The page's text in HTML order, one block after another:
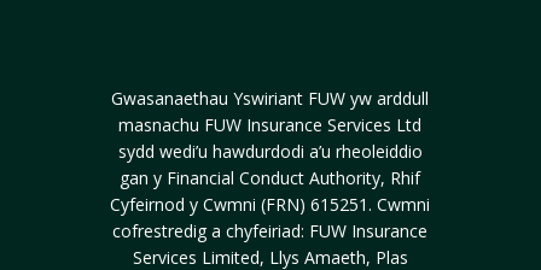
Gwasanaethau Yswiriant FUW yw arddull
masnachu FUW Insurance Services Ltd
sydd wedi’u hawdurdodi a’u rheoleiddio
gan y Financial Conduct Authority, Rhif
Cyfeirnod y Cwmni (FRN) 615251. Cwmni
cofrestredig a chyfeiriad: FUW Insurance
Services Limited, Llys Amaeth, Plas